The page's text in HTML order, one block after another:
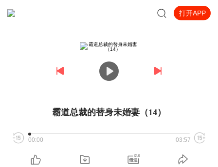
打开APP
霸道总裁的替身未婚妻（14）
00:00 03:57